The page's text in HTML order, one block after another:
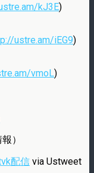
kJ3E)
ustre.am/iEG9)
vmoL)
）
配信 via Ustweet